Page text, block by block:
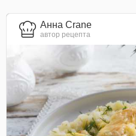
Анна Crane
автор рецепта